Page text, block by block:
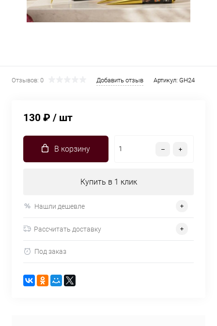
Отзывов: 0 Добавить отзыв Артикул: GH24
130 ₽ / шт
В корзину
Купить в 1 клик
Нашли дешевле
Рассчитать доставку
Под заказ